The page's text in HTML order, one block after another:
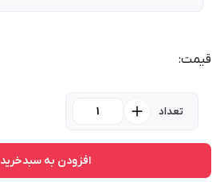
قیمت:
تعداد
افزودن به سبدخرید